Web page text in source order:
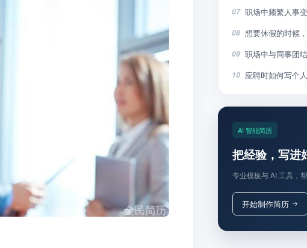
07 职场中频繁人事变
08 想要休假的时候
09 职场中与同事团
10 应聘时如何写个
AI 智能简历
把经验，写进
专业模板与 AI 工具，
开始制作简历